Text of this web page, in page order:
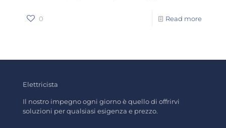
0 Read more
Elettricista
Il nostro impegno ogni giorno è quello di offrirvi
soluzioni per qualsiasi esigenza e prezzo.